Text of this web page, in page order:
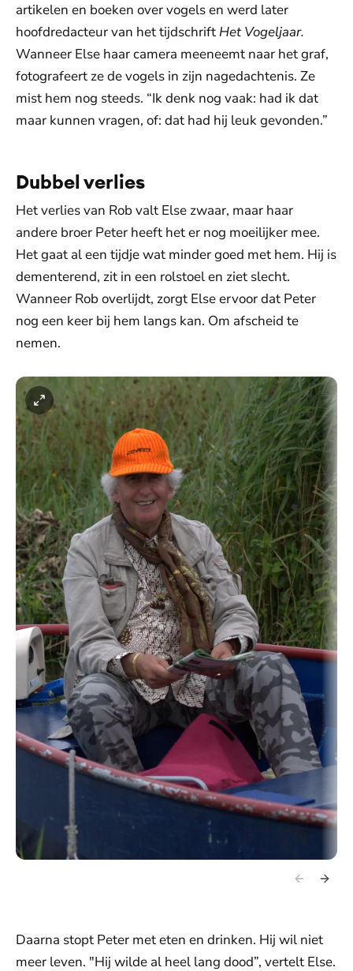
artikelen en boeken over vogels en werd later
hoofdredacteur van het tijdschrift Het Vogeljaar.
Wanneer Else haar camera meeneemt naar het graf,
fotografeert ze de vogels in zijn nagedachtenis. Ze
mist hem nog steeds. “Ik denk nog vaak: had ik dat
maar kunnen vragen, of: dat had hij leuk gevonden.”
Dubbel verlies
Het verlies van Rob valt Else zwaar, maar haar
andere broer Peter heeft het er nog moeilijker mee.
Het gaat al een tijdje wat minder goed met hem. Hij is
dementerend, zit in een rolstoel en ziet slecht.
Wanneer Rob overlijdt, zorgt Else ervoor dat Peter
nog een keer bij hem langs kan. Om afscheid te
nemen.
Daarna stopt Peter met eten en drinken. Hij wil niet
meer leven. "Hij wilde al heel lang dood”, vertelt Else.